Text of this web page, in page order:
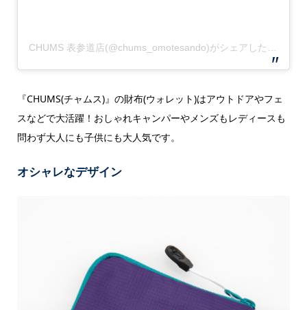
『CHUMS(チャムス)』の財布(ウォレット)はアウトドアやフェ
スなどで大活躍！おしゃれキャンパーやメンズもレディースも
問わず大人にも子供にも大人気です。
オシャレなデザイン